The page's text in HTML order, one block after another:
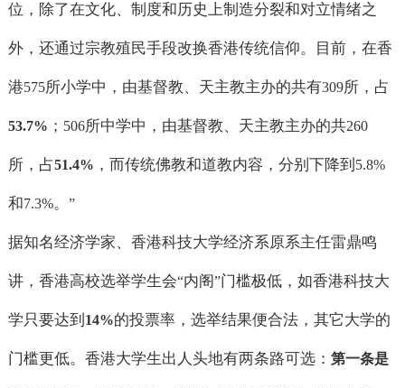
位，除了在文化、制度和历史上制造分裂和对立情绪之
外，还通过宗教殖民手段改换香港传统信仰。目前，在香
港575所小学中，由基督教、天主教主办的共有309所，占
53.7% ； 506所中学中，由基督教、天主教主办的共260
所，占51.4% ，而传统佛教和道教内容，分别下降到 5.8%
和7.3%。 ”
据知名经济学家、香港科技大学经济系原系主任雷鼎鸣
讲，香港高校选举学生会“内阁”门槛极低，如香港科技大
学只要达到 14%的投票率，选举结果便合法，其它大学的
门槛更低。香港大学生出人头地有两条路可选： 第一条是